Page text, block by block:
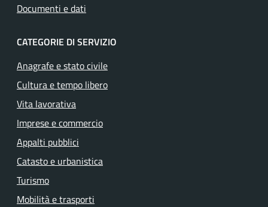
Documenti e dati
CATEGORIE DI SERVIZIO
Anagrafe e stato civile
Cultura e tempo libero
Vita lavorativa
Imprese e commercio
Appalti pubblici
Catasto e urbanistica
Turismo
Mobilità e trasporti